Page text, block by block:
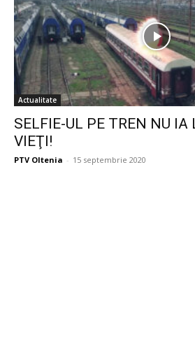
Actualitate
SELFIE-UL PE TREN NU IA
VIEŢI!
PTV Oltenia - 15 septembrie 2020